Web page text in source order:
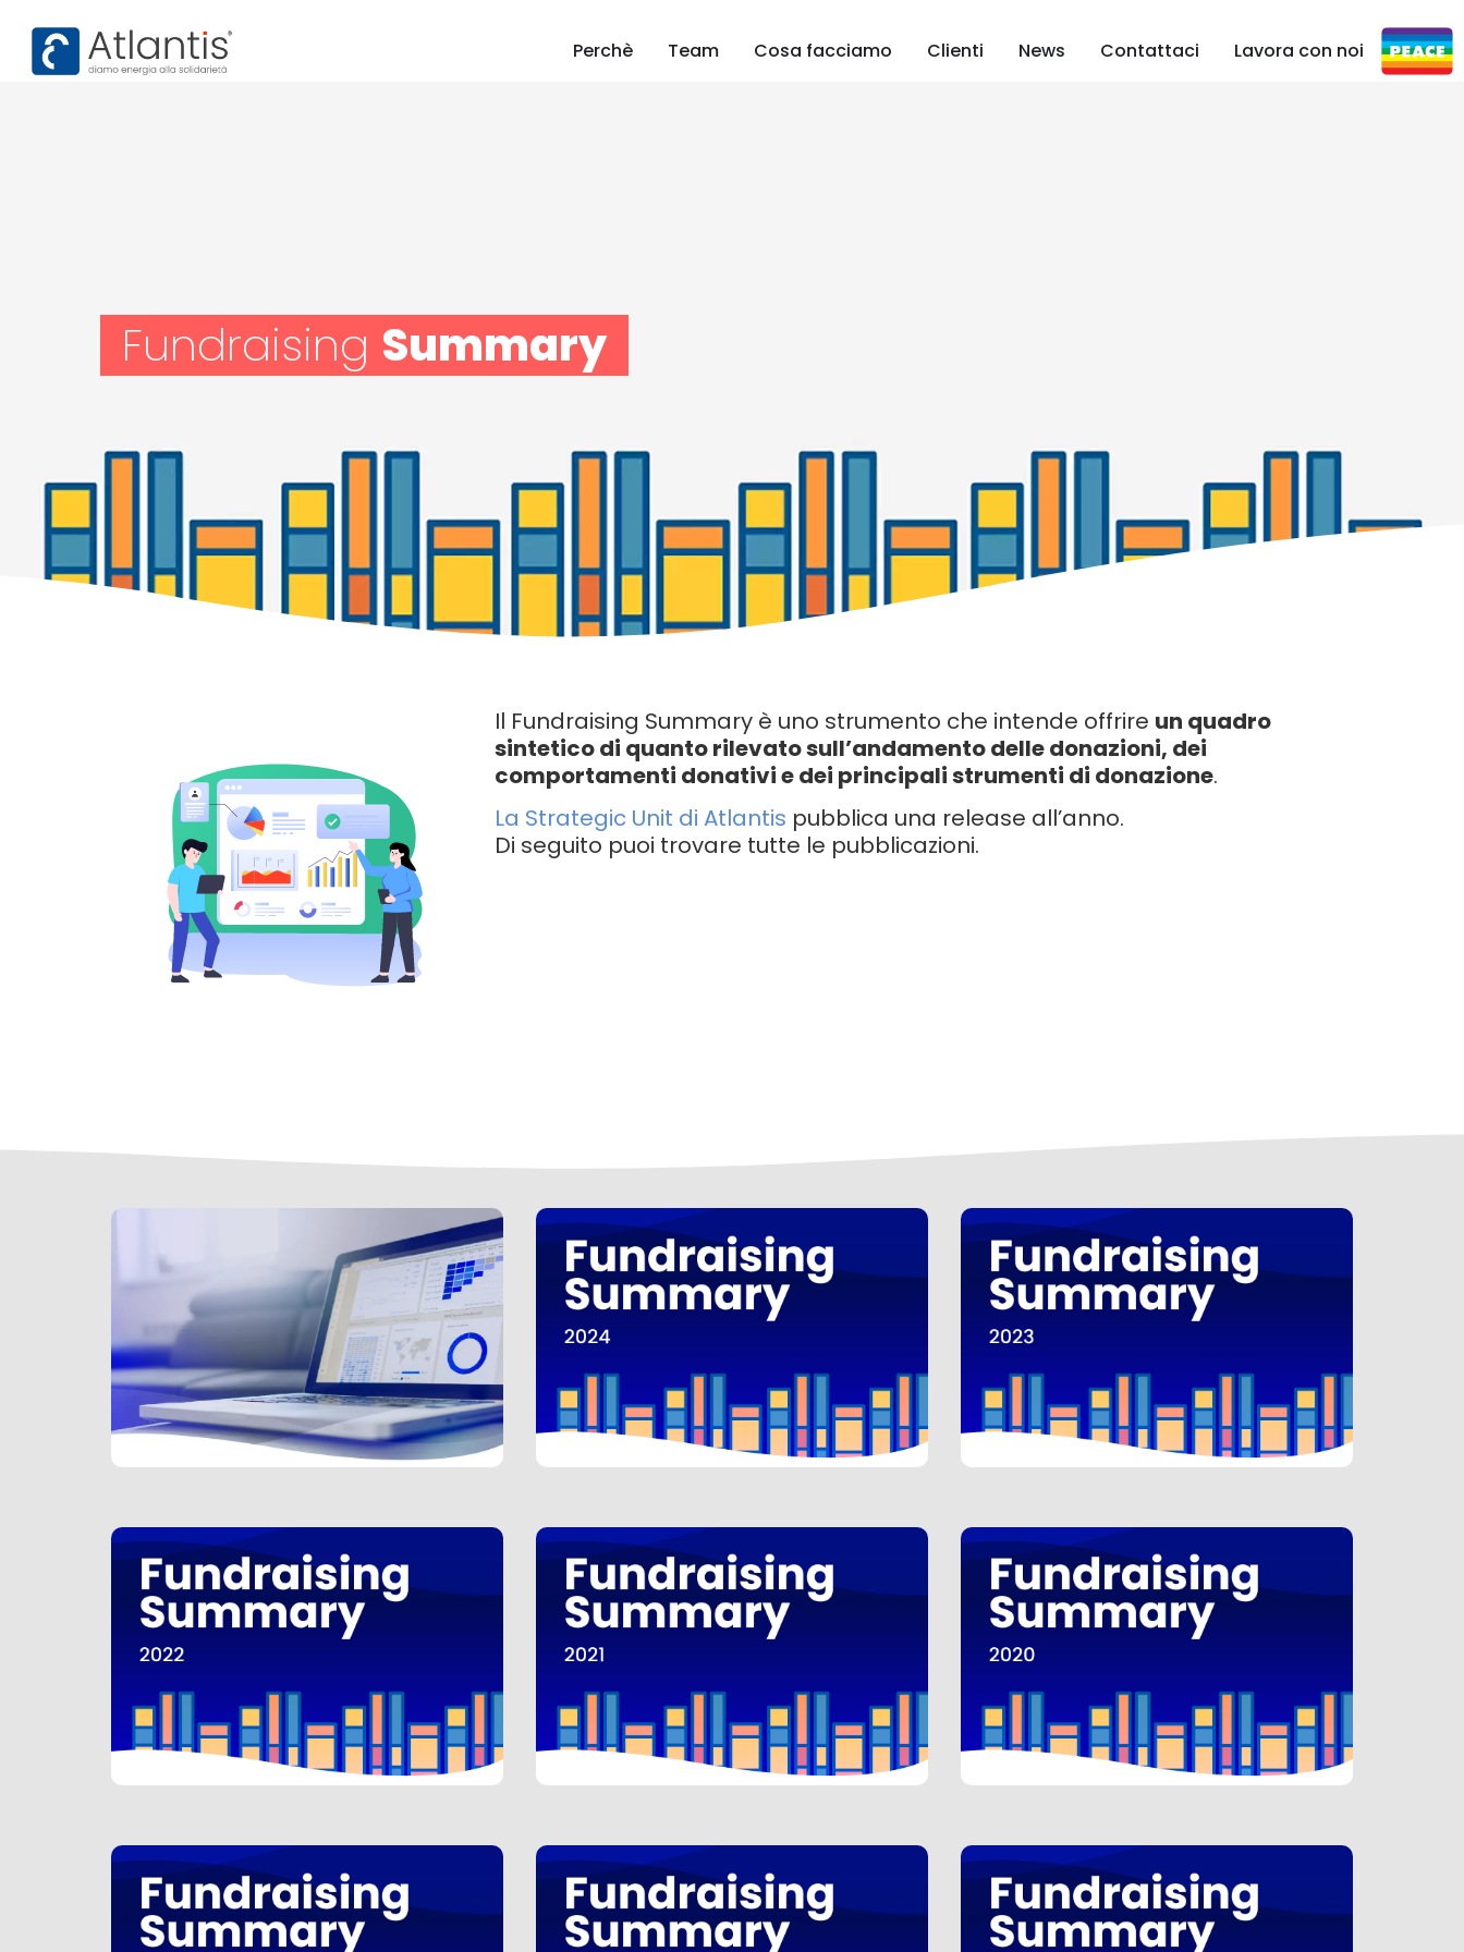
Perchè Team Cosa facciamo Clienti News Contattaci Lavora con noi
Fundraising Summary
Il Fundraising Summary è uno strumento che intende offrire un quadro
sintetico di quanto rilevato sull’andamento delle donazioni, dei
comportamenti donativi e dei principali strumenti di donazione.
La Strategic Unit di Atlantis pubblica una release all’anno.
Di seguito puoi trovare tutte le pubblicazioni.